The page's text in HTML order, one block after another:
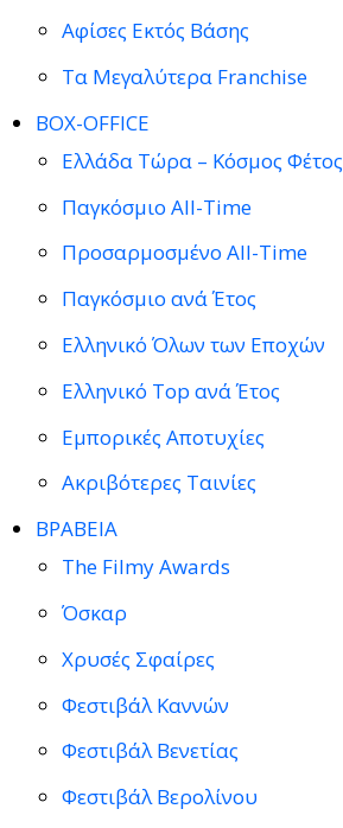
Αφίσες Εκτός Βάσης
Τα Μεγαλύτερα Franchise
BOX-OFFICE
Ελλάδα Τώρα – Κόσμος Φέτος
Παγκόσμιο All-Time
Προσαρμοσμένο All-Time
Παγκόσμιο ανά Έτος
Ελληνικό Όλων των Εποχών
Ελληνικό Top ανά Έτος
Εμπορικές Αποτυχίες
Ακριβότερες Ταινίες
ΒΡΑΒΕΙΑ
The Filmy Awards
Όσκαρ
Χρυσές Σφαίρες
Φεστιβάλ Καννών
Φεστιβάλ Βενετίας
Φεστιβάλ Βερολίνου